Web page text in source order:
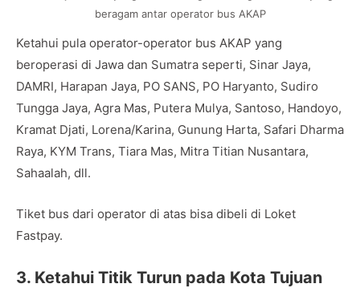
beragam antar operator bus AKAP
Ketahui pula operator-operator bus AKAP yang
beroperasi di Jawa dan Sumatra seperti, Sinar Jaya,
DAMRI, Harapan Jaya, PO SANS, PO Haryanto, Sudiro
Tungga Jaya, Agra Mas, Putera Mulya, Santoso, Handoyo,
Kramat Djati, Lorena/Karina, Gunung Harta, Safari Dharma
Raya, KYM Trans, Tiara Mas, Mitra Titian Nusantara,
Sahaalah, dll.
Tiket bus dari operator di atas bisa dibeli di Loket
Fastpay.
3. Ketahui Titik Turun pada Kota Tujuan